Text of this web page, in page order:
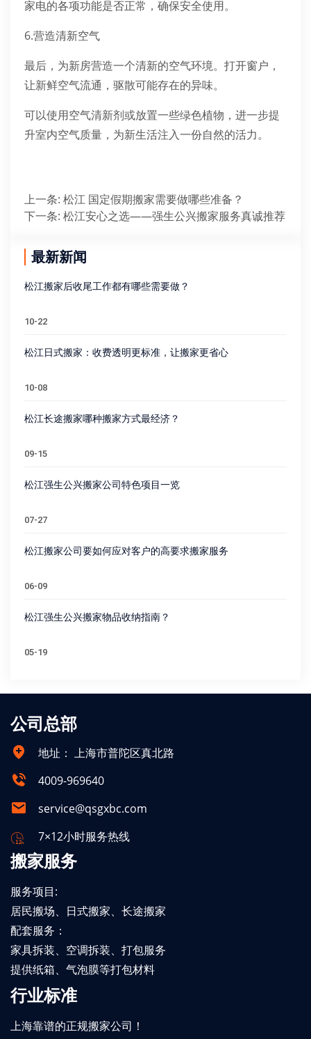
家电的各项功能是否正常，确保安全使用。
6.营造清新空气
最后，为新房营造一个清新的空气环境。打开窗户，
让新鲜空气流通，驱散可能存在的异味。
可以使用空气清新剂或放置一些绿色植物，进一步提
升室内空气质量，为新生活注入一份自然的活力。
上一条: 松江 国定假期搬家需要做哪些准备？
下一条: 松江安心之选——强生公兴搬家服务真诚推荐
最新新闻
松江搬家后收尾工作都有哪些需要做？
10-22
松江日式搬家：收费透明更标准，让搬家更省心
10-08
松江长途搬家哪种搬家方式最经济？
09-15
松江强生公兴搬家公司特色项目一览
07-27
松江搬家公司要如何应对客户的高要求搬家服务
06-09
松江强生公兴搬家物品收纳指南？
05-19
公司总部
地址： 上海市普陀区真北路
4009-969640
service@qsgxbc.com
7×12小时服务热线
搬家服务
服务项目:
居民搬场、日式搬家、长途搬家
配套服务：
家具拆装、空调拆装、打包服务
提供纸箱、气泡膜等打包材料
行业标准
上海靠谱的正规搬家公司！